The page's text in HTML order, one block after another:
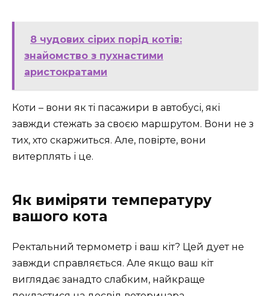
8 чудових сірих порід котів:
знайомство з пухнастими
аристократами
Коти – вони як ті пасажири в автобусі, які
завжди стежать за своєю маршрутом. Вони не з
тих, хто скаржиться. Але, повірте, вони
витерплять і це.
Як виміряти температуру
вашого кота
Ректальний термометр і ваш кіт? Цей дует не
завжди справляється. Але якщо ваш кіт
виглядає занадто слабким, найкраще